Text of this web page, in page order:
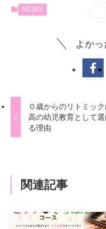
NEWS
よかっ
０歳からのリトミッ
高の幼児教育として
る理由
関連記事